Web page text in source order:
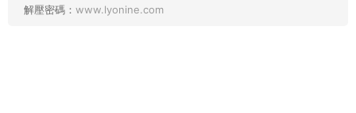
解壓密碼： www.lyonine.com